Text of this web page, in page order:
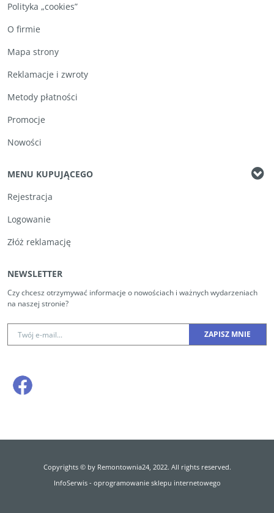
Polityka „cookies”
O firmie
Mapa strony
Reklamacje i zwroty
Metody płatności
Promocje
Nowości
MENU KUPUJĄCEGO
Rejestracja
Logowanie
Złóż reklamację
NEWSLETTER
Czy chcesz otrzymywać informacje o nowościach i ważnych wydarzeniach
na naszej stronie?
Copyrights © by Remontownia24, 2022. All rights reserved.
InfoSerwis- oprogramowanie sklepu internetowego